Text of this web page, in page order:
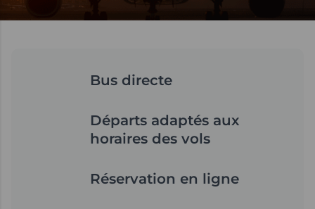
Bus directe
Départs adaptés aux
horaires des vols
Réservation en ligne